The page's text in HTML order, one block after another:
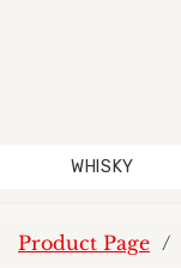
WHISKY
/
Product Page